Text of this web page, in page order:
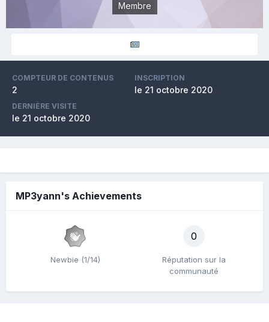
Membre
COMPTEUR DE CONTENUS
2
INSCRIPTION
le 21 octobre 2020
DERNIÈRE VISITE
le 21 octobre 2020
MP3yann's Achievements
Newbie (1/14)
0
Réputation sur la
communauté